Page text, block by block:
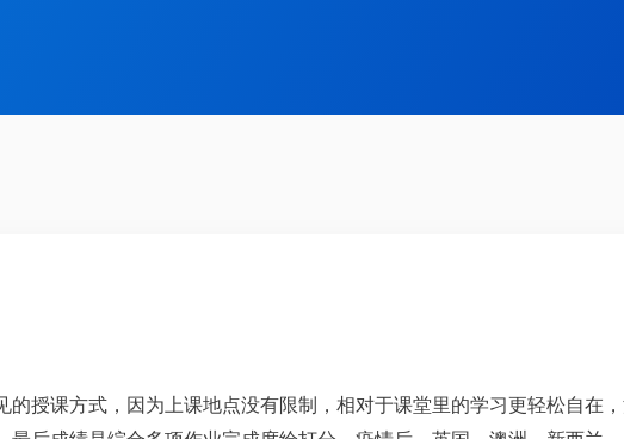
授课方式，因为上课地点没有限制，相对于课堂里的学习更轻松自在